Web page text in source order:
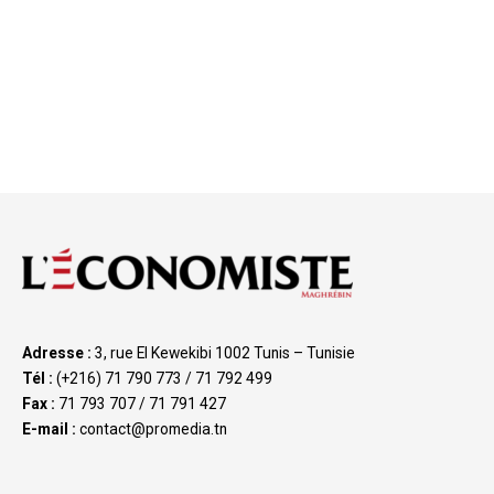
Adresse : 3, rue El Kewekibi 1002 Tunis – Tunisie
Tél : (+216) 71 790 773 / 71 792 499
Fax : 71 793 707 / 71 791 427
E-mail : contact@promedia.tn